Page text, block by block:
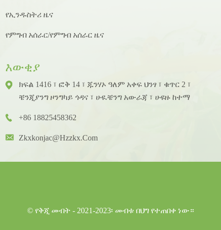
የኢንዱስትሪ ዜና
የምግብ አሰራር/የምግብ አሰራር ዜና
እውቂያ
ክፍል 1416 ፣ ፎቅ 14 ፣ ጁንሃኦ ዓለም አቀፍ ህንፃ ፣ ቁጥር 2 ፣
ቼንጂያንግ ዞንግካይ ጎዳና ፣ ሁዪቼንግ አውራጃ ፣ ሁዩዙ ከተማ
+86 18825458362
Zkxkonjac@hzzkx.com
© የቅጂ መብት - 2021-2023፡ መብቱ በህግ የተጠበቀ ነው።